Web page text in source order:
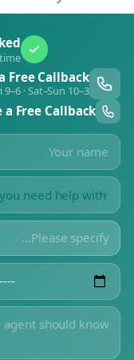
Free Callback
· Sat–Sun 10–3
a Free Callback